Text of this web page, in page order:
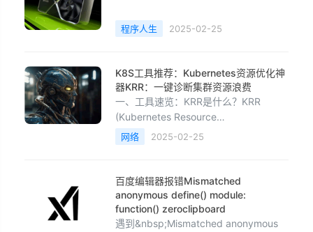
点：高可靠性：通过
程序人生 2025-02-25
K8S工具推荐：Kubernetes资源优化神
器KRR：一键诊断集群资源浪费
一、工具速览：KRR是什么？KRR
(Kubernetes Resource
Recommender)是一款基于Prometheus
数据的K8s资源优化工具，专治“资源分
荐Pod的CPU/内存Request与Limit值•
支持Prometheus/Thanos
网络 2025-02-25
百度编辑器报错Mismatched
anonymous define() module:
function() zeroclipboard
遇到&nbsp;Mismatched anonymous